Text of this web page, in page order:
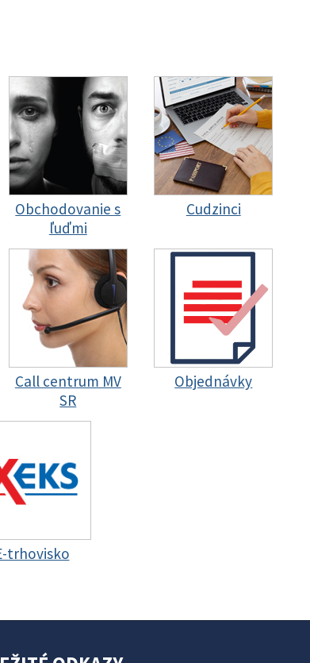
Obchodovanie s
ľuďmi
Cudzinci
Call centrum MV
SR
Objednávky
trhovisko